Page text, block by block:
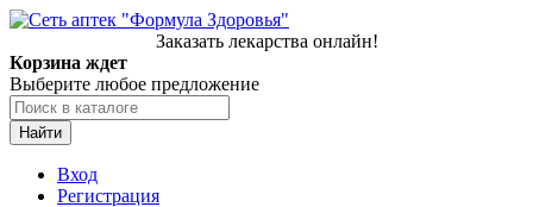
Заказать лекарства онлайн!
Корзина ждет
Выберите любое предложение
Найти
Вход
Регистрация